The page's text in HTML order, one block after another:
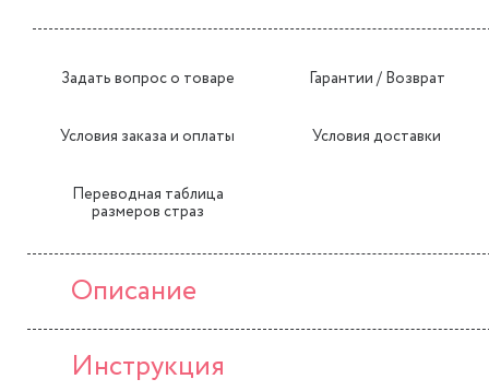
Задать вопрос о товаре Гарантии / Возврат
Условия заказа и оплаты Условия доставки
Переводная таблица
размеров страз
Описание
Инструкция